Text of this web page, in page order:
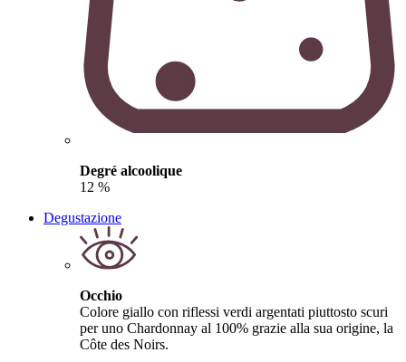
Degré alcoolique
12 %
Degustazione
Occhio
Colore giallo con riflessi verdi argentati piuttosto scuri
per uno Chardonnay al 100% grazie alla sua origine, la
Côte des Noirs.